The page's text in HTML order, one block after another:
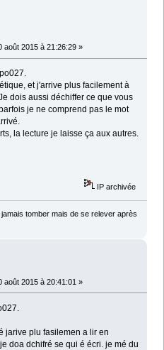
août 2015 à 21:26:29 »
et j'arrive plus facilement à
dois aussi déchiffer ce que vous
je ne comprend pas le mot
la lecture je laisse ça aux autres.
IP archivée
tomber mais de se relever après
août 2015 à 20:41:01 »
jarive plu fasilemen a lir en
doa dchifré se qui é écri. je mé du